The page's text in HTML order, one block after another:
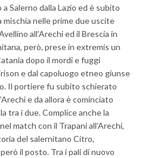
Salerno dalla Lazio ed è subito
nelle prime due uscite
all’Arechi ed il Brescia in
però, prese in extremis un
dopo il mordi e fuggi
e dal capoluogo etneo giunse
Il portiere fu subito schierato
e da allora è cominciato
tra i due. Complice anche la
match con il Trapani all’Arechi,
del salernitano Citro,
il posto. Tra i pali di nuovo